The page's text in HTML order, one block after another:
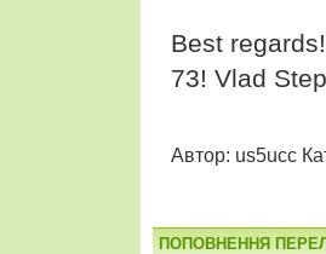
Best regards!
73! Vlad
Автор: us5ucc
ПОПОВНЕННЯ